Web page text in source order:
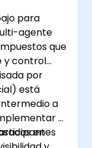
para
agente
que
y control
por
está
a
y
en